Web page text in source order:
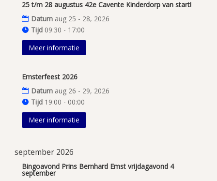
25 t/m 28 augustus 42e Cavente Kinderdorp van start!
Datum aug 25 - 28, 2026
Tijd 09:30 - 17:00
Meer informatie
Emsterfeest 2026
Datum aug 26 - 29, 2026
Tijd 19:00 - 00:00
Meer informatie
september 2026
Bingoavond Prins Bernhard Emst vrijdagavond 4
september